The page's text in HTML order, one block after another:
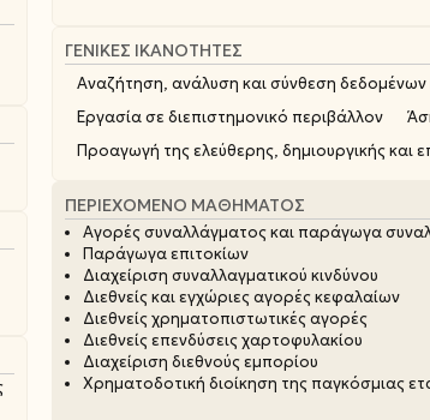
ΓΕΝΙΚΈΣ ΙΚΑΝΌΤΗΤΕΣ
Αναζήτηση, ανάλυση και σύνθεση
Εργασία σε διεπιστημονικό περιβάλλον
Προαγωγή της ελεύθερης, δημιουργικής και
ΠΕΡΙΕΧΌΜΕΝΟ ΜΑΘΉΜΑΤΟΣ
Αγορές συναλλάγματος και παράγωγα
Παράγωγα επιτοκίων
Διαχείριση συναλλαγματικού κινδύνου
Διεθνείς και εγχώριες αγορές κεφαλαίων
Διεθνείς χρηματοπιστωτικές αγορές
Διεθνείς επενδύσεις χαρτοφυλακίου
Διαχείριση διεθνούς εμπορίου
Χρηματοδοτική διοίκηση της παγκόσμιας